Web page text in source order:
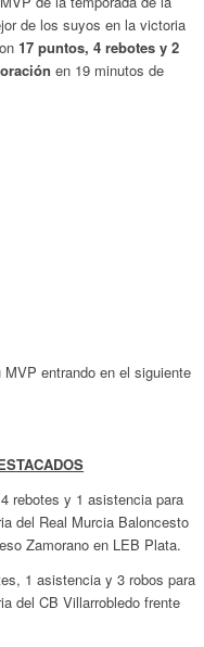
de los suyos en la victoria
17 puntos, 4 rebotes y 2
en 19 minutos de
entrando en el siguiente
rebotes y 1 asistencia para
del Real Murcia Baloncesto
Zamorano en LEB Plata.
1 asistencia y 3 robos para
del CB Villarrobledo frente